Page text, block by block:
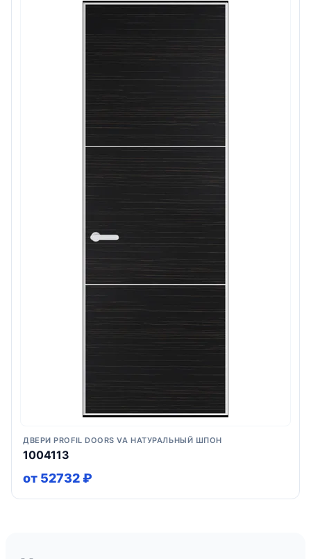
ДВЕРИ PROFIL DOORS VA НАТУРАЛЬНЫЙ ШПОН
1004113
от 52732 ₽